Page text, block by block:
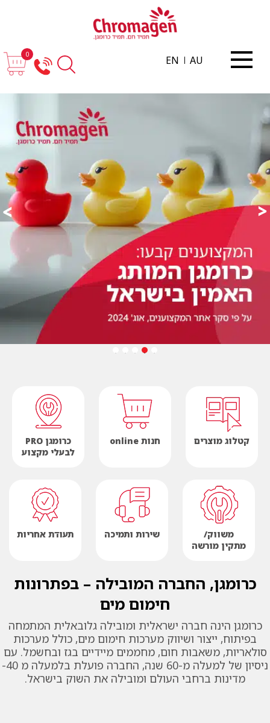
AU
EN
0
קטלוג מוצרים חנות online
כרומגן PRO
לבעלי מקצוע
משווק/
מתקין מורשה
שירות ותמיכה תעודת אחריות
כרומגן, החברה המובילה – בפתרונות
חימום מים
כרומגן הינה חברה ישראלית ומובילה גלובאלית המתמחה
בפיתוח, ייצור ושיווק מערכות חימום מים, כולל מערכות
סולאריות, משאבות חום, מחממים מיידיים בגז ובחשמל. עם
ניסיון של למעלה מ-60 שנה, החברה פועלת בלמעלה מ 40-
מדינות ברחבי העולם ומובילה את השוק בישראל.